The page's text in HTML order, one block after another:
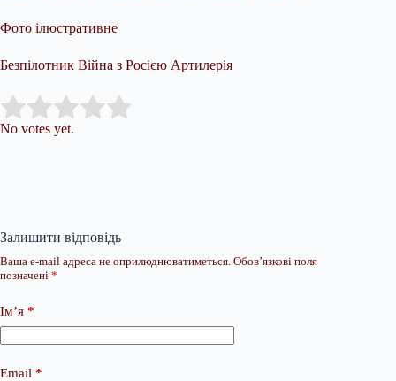
Фото ілюстративне
Безпілотник Війна з Росією Артилерія
Rate this item:
No votes yet.
Залишити відповідь
Ваша e-mail адреса не оприлюднюватиметься. Обов’язкові поля
позначені *
Ім’я *
Email *